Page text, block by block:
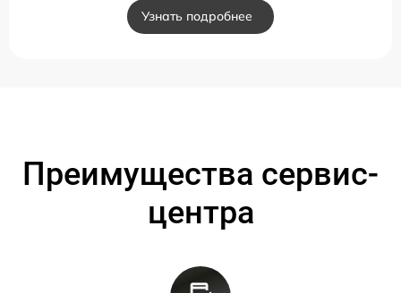
Узнать подробнее
Преимущества сервис-
центра